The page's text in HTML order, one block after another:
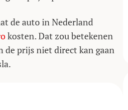
de auto in Nederland
kosten. Dat zou betekenen
de prijs niet direct kan gaan